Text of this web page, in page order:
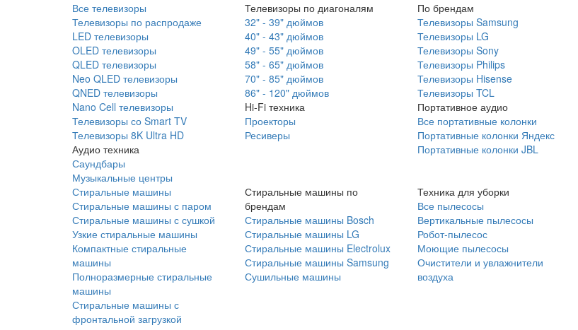
Все телевизоры
Телевизоры по распродаже
LED телевизоры
OLED телевизоры
QLED телевизоры
Neo QLED телевизоры
QNED телевизоры
Nano Cell телевизоры
Телевизоры со Smart TV
Телевизоры 8K Ultra HD
Аудио техника
Саундбары
Музыкальные центры
Телевизоры по диагоналям
32" - 39" дюймов
40" - 43" дюймов
49" - 55" дюймов
58" - 65" дюймов
70" - 85" дюймов
86" - 120" дюймов
Hi-Fi техника
Проекторы
Ресиверы
По брендам
Телевизоры Samsung
Телевизоры LG
Телевизоры Sony
Телевизоры Philips
Телевизоры Hisense
Телевизоры TCL
Портативное аудио
Все портативные колонки
Портативные колонки Яндекс
Портативные колонки JBL
Стиральные машины
Стиральные машины с паром
Стиральные машины с сушкой
Узкие стиральные машины
Компактные стиральные
машины
Полноразмерные стиральные
машины
Стиральные машины с
фронтальной загрузкой
Стиральные машины по
брендам
Стиральные машины Bosch
Стиральные машины LG
Стиральные машины Electrolux
Стиральные машины Samsung
Сушильные машины
Техника для уборки
Все пылесосы
Вертикальные пылесосы
Робот-пылесос
Моющие пылесосы
Очистители и увлажнители
воздуха